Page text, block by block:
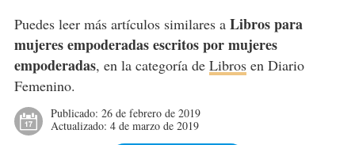
Puedes leer más artículos similares a Libros para
mujeres empoderadas escritos por mujeres
empoderadas, en la categoría de Librosen Diario
Femenino.
Publicado: 26 de febrero de 2019
Actualizado: 4 de marzo de 2019